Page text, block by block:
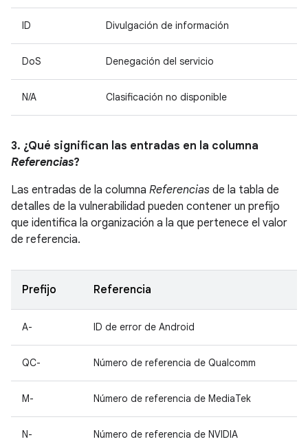
ID Divulgación de información
DoS Denegación del servicio
N/A Clasificación no disponible
3. ¿Qué significan las entradas en la columna
Referencias?
Las entradas de la columna Referencias de la tabla de
detalles de la vulnerabilidad pueden contener un prefijo
que identifica la organización a la que pertenece el valor
de referencia.
Prefijo Referencia
A- ID de error de Android
QC- Número de referencia de Qualcomm
M- Número de referencia de MediaTek
N- Número de referencia de NVIDIA